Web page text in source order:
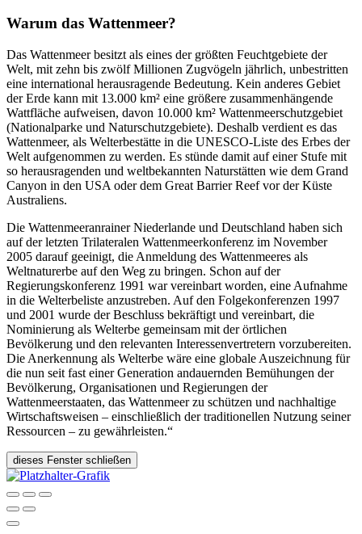
Warum das Wattenmeer?
Das Wattenmeer besitzt als eines der größten Feuchtgebiete der
Welt, mit zehn bis zwölf Millionen Zugvögeln jährlich, unbestritten
eine international herausragende Bedeutung. Kein anderes Gebiet
der Erde kann mit 13.000 km² eine größere zusammenhängende
Wattfläche aufweisen, davon 10.000 km² Wattenmeerschutzgebiet
(Nationalparke und Naturschutzgebiete). Deshalb verdient es das
Wattenmeer, als Welterbestätte in die UNESCO-Liste des Erbes der
Welt aufgenommen zu werden. Es stünde damit auf einer Stufe mit
so herausragenden und weltbekannten Naturstätten wie dem Grand
Canyon in den USA oder dem Great Barrier Reef vor der Küste
Australiens.
Die Wattenmeeranrainer Niederlande und Deutschland haben sich
auf der letzten Trilateralen Wattenmeerkonferenz im November
2005 darauf geeinigt, die Anmeldung des Wattenmeeres als
Weltnaturerbe auf den Weg zu bringen. Schon auf der
Regierungskonferenz 1991 war vereinbart worden, eine Aufnahme
in die Welterbeliste anzustreben. Auf den Folgekonferenzen 1997
und 2001 wurde der Beschluss bekräftigt und vereinbart, die
Nominierung als Welterbe gemeinsam mit der örtlichen
Bevölkerung und den relevanten Interessenvertretern vorzubereiten.
Die Anerkennung als Welterbe wäre eine globale Auszeichnung für
die nun seit fast einer Generation andauernden Bemühungen der
Bevölkerung, Organisationen und Regierungen der
Wattenmeerstaaten, das Wattenmeer zu schützen und nachhaltige
Wirtschaftsweisen – einschließlich der traditionellen Nutzung seiner
Ressourcen – zu gewährleisten.“
dieses Fenster schließen